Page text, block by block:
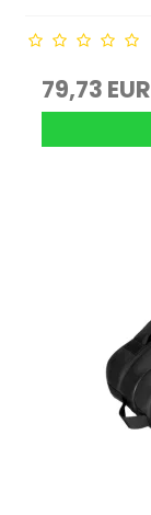
79,73 EUR